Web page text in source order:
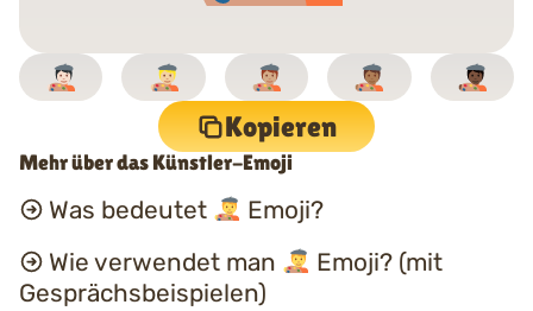
Kopieren
Mehr über das Künstler-Emoji
Was bedeutet
Emoji?
Wie verwendet man
Emoji? (mit
Gesprächsbeispielen)